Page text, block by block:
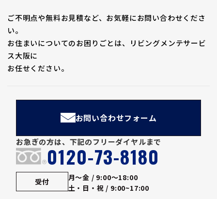
ご不明点や無料お見積など、お気軽にお問い合わせくださ
い。
お住まいについてのお困りごとは、リビングメンテサービ
ス大阪に
お任せください。
お問い合わせフォーム
お急ぎの方は、下記のフリーダイヤルまで
®0120-73-8180
受付
月～金 / 9:00～18:00
土・日・祝 / 9:00~17:00